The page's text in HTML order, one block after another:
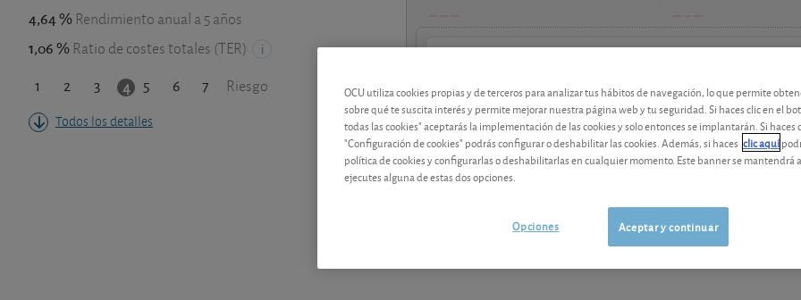
4,64 % Rendimiento anual a 5 años
1,06 % Ratio de costes totales (TER)
1 2 3 4 5 6 7 Riesgo
Todos los detalles
Los análisis y consejos de nuestros expertos están reservados a
Los análisis y consejos de nuestros
OCU utiliza cookies propias y de terceros para analizar tus hábitos de navegación, lo que permite
sobre qué te suscita interés y permite mejorar nuestra página web y tu seguridad. Si haces clic en el
todas las cookies" aceptarás la implementación de las cookies y solo entonces se implantarán. Si haces
"Configuración de cookies" podrás configurar o deshabilitar las cookies. Además, si haces clic aquí
política de cookies y configurarlas o deshabilitarlas en cualquier momento. Este banner se mantendrá
ejecutes alguna de estas dos opciones.
Aceptar y continuar
Opciones